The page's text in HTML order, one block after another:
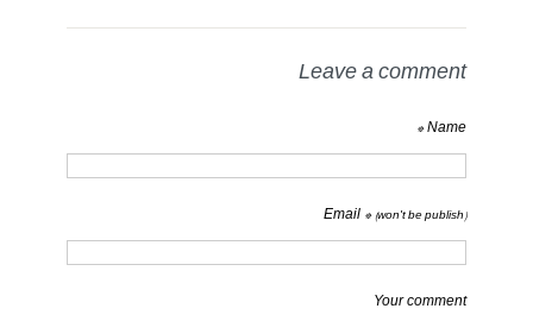
Leave a comment
Name *
Email * (won't be publish)
Your comment